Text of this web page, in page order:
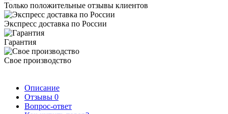
Только положительные отзывы клиентов
Экспресс доставка по России
Гарантия
Свое производство
Описание
Отзывы 0
Вопрос-ответ